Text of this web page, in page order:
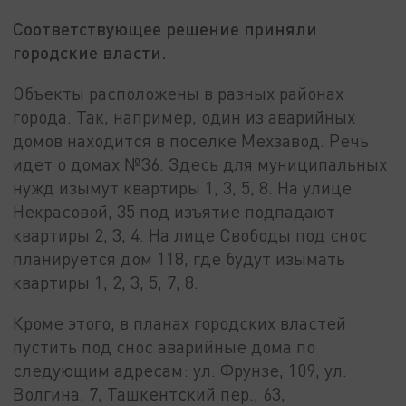
Соответствующее решение приняли
городские власти.
Объекты расположены в разных районах
города. Так, например, один из аварийных
домов находится в поселке Мехзавод. Речь
идет о домах №36. Здесь для муниципальных
нужд изымут квартиры 1, 3, 5, 8. На улице
Некрасовой, 35 под изъятие подпадают
квартиры 2, 3, 4. На лице Свободы под снос
планируется дом 118, где будут изымать
квартиры 1, 2, 3, 5, 7, 8.
Кроме этого, в планах городских властей
пустить под снос аварийные дома по
следующим адресам: ул. Фрунзе, 109, ул.
Волгина, 7, Ташкентский пер., 63,